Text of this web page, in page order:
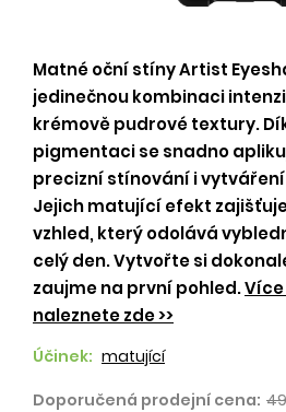
Matné oční stíny Artist
jedinečnou kombinaci
krémově pudrové textury.
pigmentaci se snadno
precizní stínování i
Jejich matující efekt
vzhled, který odolává
celý den. Vytvořte si
zaujme na první pohled.
naleznete zde >>
Účinek: matující
Doporučená prodejní cena: